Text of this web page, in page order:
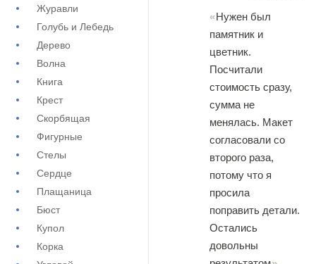
Журавли
Голубь и Лебедь
Дерево
Волна
Книга
Крест
Скорбящая
Фигурные
Стелы
Сердце
Плащаница
Бюст
Купол
Корка
Нужен был
памятник и
цветник.
Посчитали
стоимость сразу,
сумма не
менялась. Макет
согласовали со
второго раза,
потому что я
просила
поправить детали.
Остались
довольны